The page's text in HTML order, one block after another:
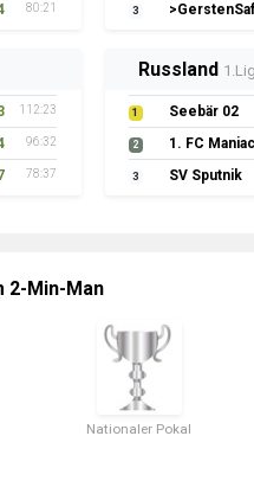
80:21 3
112:23
96:32
78:37
Russland
1 Seebär 02
2 1. FC Maniac
3 SV Sputnik
2-Min-Man
Nationaler Pokal